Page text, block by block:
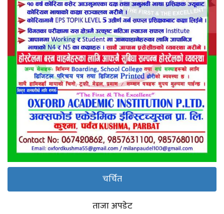
चर्चित
ताजा अपडेट